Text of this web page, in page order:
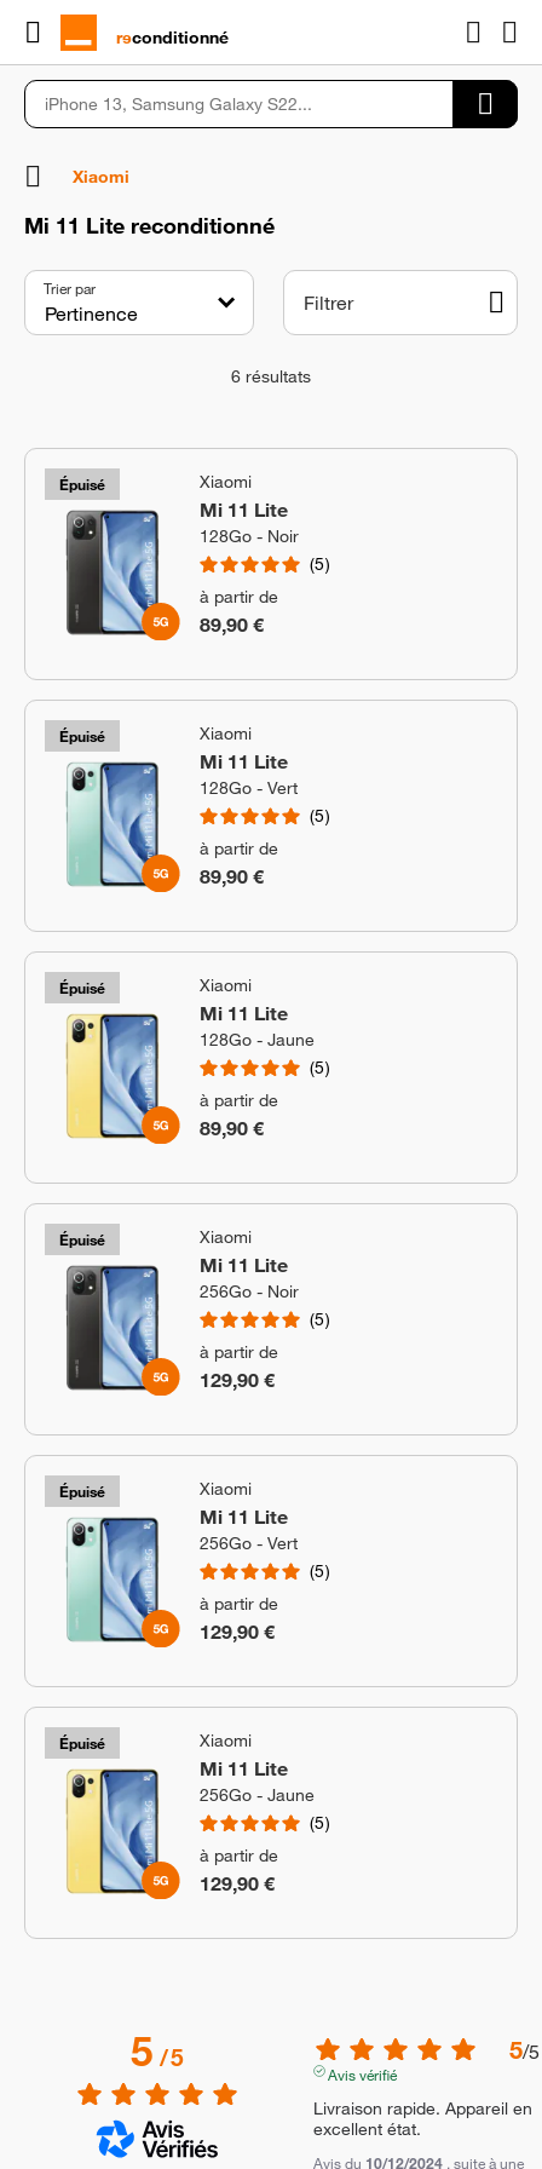
rɘconditionné
Xiaomi
Mi 11 Lite reconditionné
6 résultats
Trier par
Filtrer
Épuisé Xiaomi
Mi 11 Lite
128Go - Noir
5
à partir de
89,90 €
Épuisé Xiaomi
Mi 11 Lite
128Go - Vert
5
à partir de
89,90 €
Épuisé Xiaomi
Mi 11 Lite
128Go - Jaune
5
à partir de
89,90 €
Épuisé Xiaomi
Mi 11 Lite
256Go - Noir
5
à partir de
129,90 €
Épuisé Xiaomi
Mi 11 Lite
256Go - Vert
5
à partir de
129,90 €
Épuisé Xiaomi
Mi 11 Lite
256Go - Jaune
5
à partir de
129,90 €
5/5 5/5
Avis vérifié
Livraison rapide. Appareil en
excellent état.
Avis du 10/12/2024 , suite à une